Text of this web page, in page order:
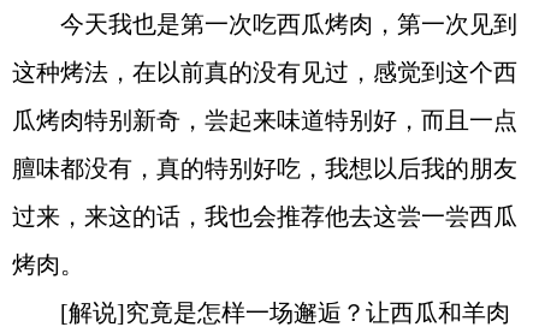
今天我也是第一次吃西瓜烤肉，第一次见到
这种烤法，在以前真的没有见过，感觉到这个西
瓜烤肉特别新奇，尝起来味道特别好，而且一点
膻味都没有，真的特别好吃，我想以后我的朋友
过来，来这的话，我也会推荐他去这尝一尝西瓜
烤肉。
[解说]究竟是怎样一场邂逅？让西瓜和羊肉